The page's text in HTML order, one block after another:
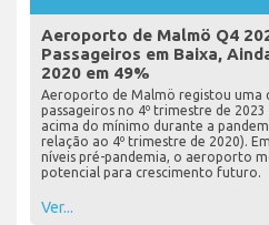
Aeroporto de Malmö Q4
Passageiros em Baixa,
2020 em 49%
Aeroporto de Malmö registou uma
passageiros no 4º trimestre de
acima do mínimo durante a
relação ao 4º trimestre de 2020).
níveis pré-pandemia, o aeroporto
potencial para crescimento futuro.
Ver...